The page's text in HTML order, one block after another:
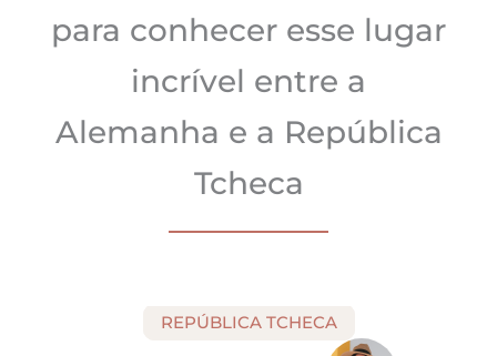
para conhecer esse lugar
incrível entre a
Alemanha e a República
Tcheca
REPÚBLICA TCHECA